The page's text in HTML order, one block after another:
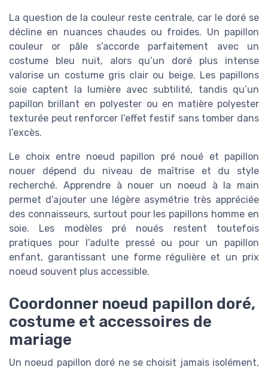
La question de la couleur reste centrale, car le doré se
décline en nuances chaudes ou froides. Un papillon
couleur or pâle s’accorde parfaitement avec un
costume bleu nuit, alors qu’un doré plus intense
valorise un costume gris clair ou beige. Les papillons
soie captent la lumière avec subtilité, tandis qu’un
papillon brillant en polyester ou en matière polyester
texturée peut renforcer l’effet festif sans tomber dans
l’excès.
Le choix entre noeud papillon pré noué et papillon
nouer dépend du niveau de maîtrise et du style
recherché. Apprendre à nouer un noeud à la main
permet d’ajouter une légère asymétrie très appréciée
des connaisseurs, surtout pour les papillons homme en
soie. Les modèles pré noués restent toutefois
pratiques pour l’adulte pressé ou pour un papillon
enfant, garantissant une forme régulière et un prix
noeud souvent plus accessible.
Coordonner noeud papillon doré,
costume et accessoires de
mariage
Un noeud papillon doré ne se choisit jamais isolément,